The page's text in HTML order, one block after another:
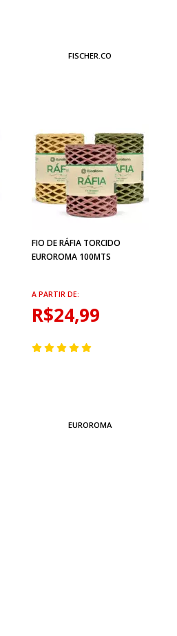
FISCHER.CO
FIO DE RÁFIA TORCIDO
EUROROMA 100MTS
A PARTIR DE:
R$24,99
EUROROMA